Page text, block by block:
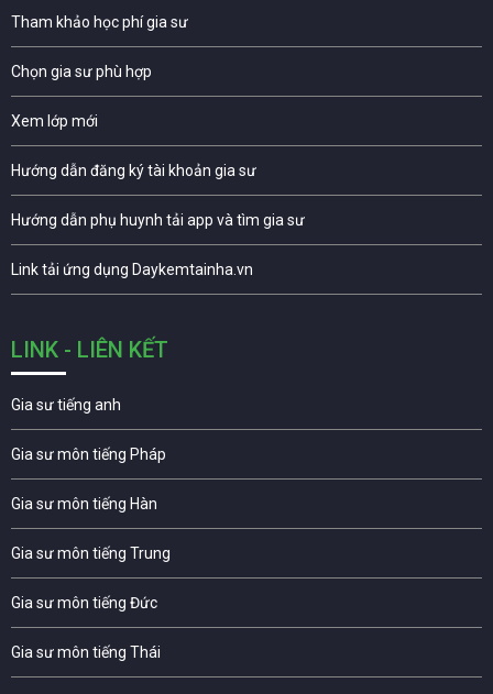
Tham khảo học phí gia sư
Chọn gia sư phù hợp
Xem lớp mới
Hướng dẫn đăng ký tài khoản gia sư
Hướng dẫn phụ huynh tải app và tìm gia sư
Link tải ứng dụng Daykemtainha.vn
LINK - LIÊN KẾT
Gia sư tiếng anh
Gia sư môn tiếng Pháp
Gia sư môn tiếng Hàn
Gia sư môn tiếng Trung
Gia sư môn tiếng Đức
Gia sư môn tiếng Thái